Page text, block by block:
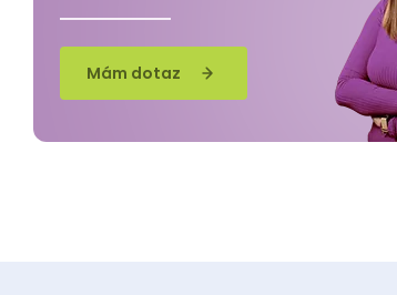
Mám dotaz